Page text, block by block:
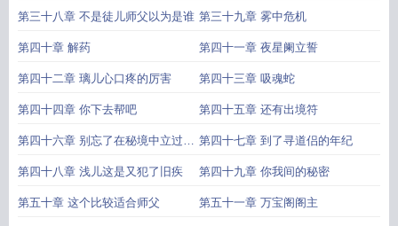
第三十八章 不是徒儿师父以为是谁 第三十九章 雾中危机
第四十章 解药 第四十一章 夜星阑立誓
第四十二章 璃儿心口疼的厉害 第四十三章 吸魂蛇
第四十四章 你下去帮吧 第四十五章 还有出境符
第四十六章 别忘了在秘境中立过的
誓
第四十七章 到了寻道侣的年纪
第四十八章 浅儿这是又犯了旧疾 第四十九章 你我间的秘密
第五十章 这个比较适合师父 第五十一章 万宝阁阁主